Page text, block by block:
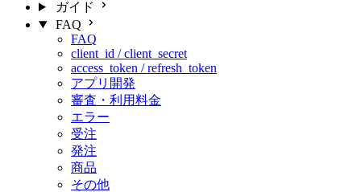
ガイド
FAQ
FAQ
client_id / client_secret
access_token / refresh_token
アプリ開発
審査・利用料金
エラー
受注
発注
商品
その他